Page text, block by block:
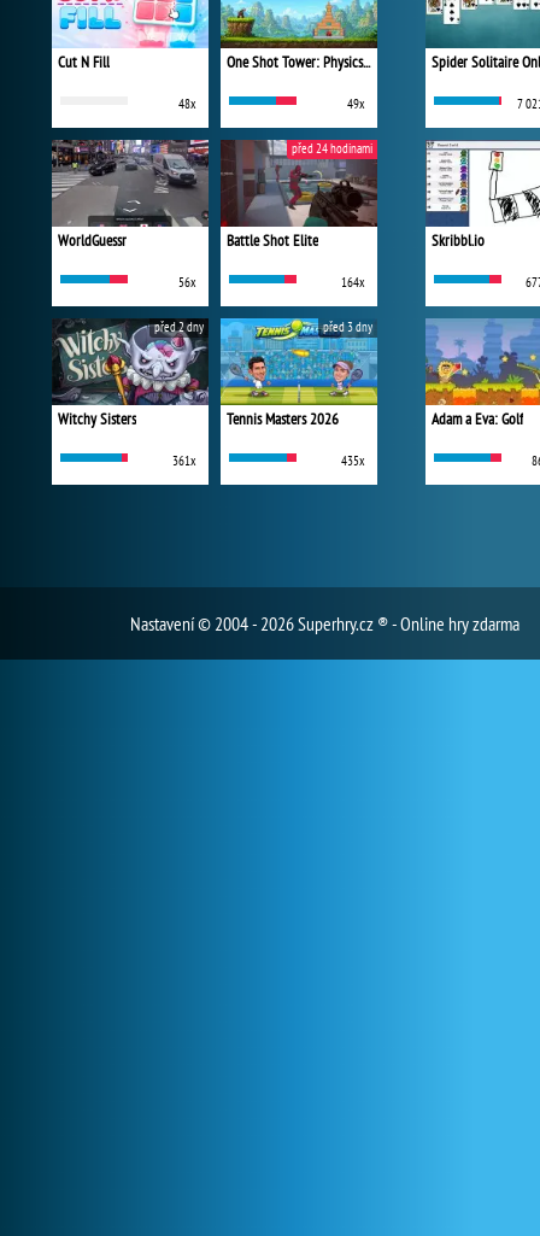
Cut N Fill
48x
One Shot Tower: Physics Destroyer
49x
WorldGuessr
56x
Battle Shot Elite
164x
před 24 hodinami
Witchy Sisters
361x
před 2 dny
Tennis Masters 2026
435x
před 3 dny
Spider Solitaire
7
Skribbl.io
Adam a Eva: Golf
Nastavení© 2004 - 2026 Superhry.cz ® - Online hry zdarma